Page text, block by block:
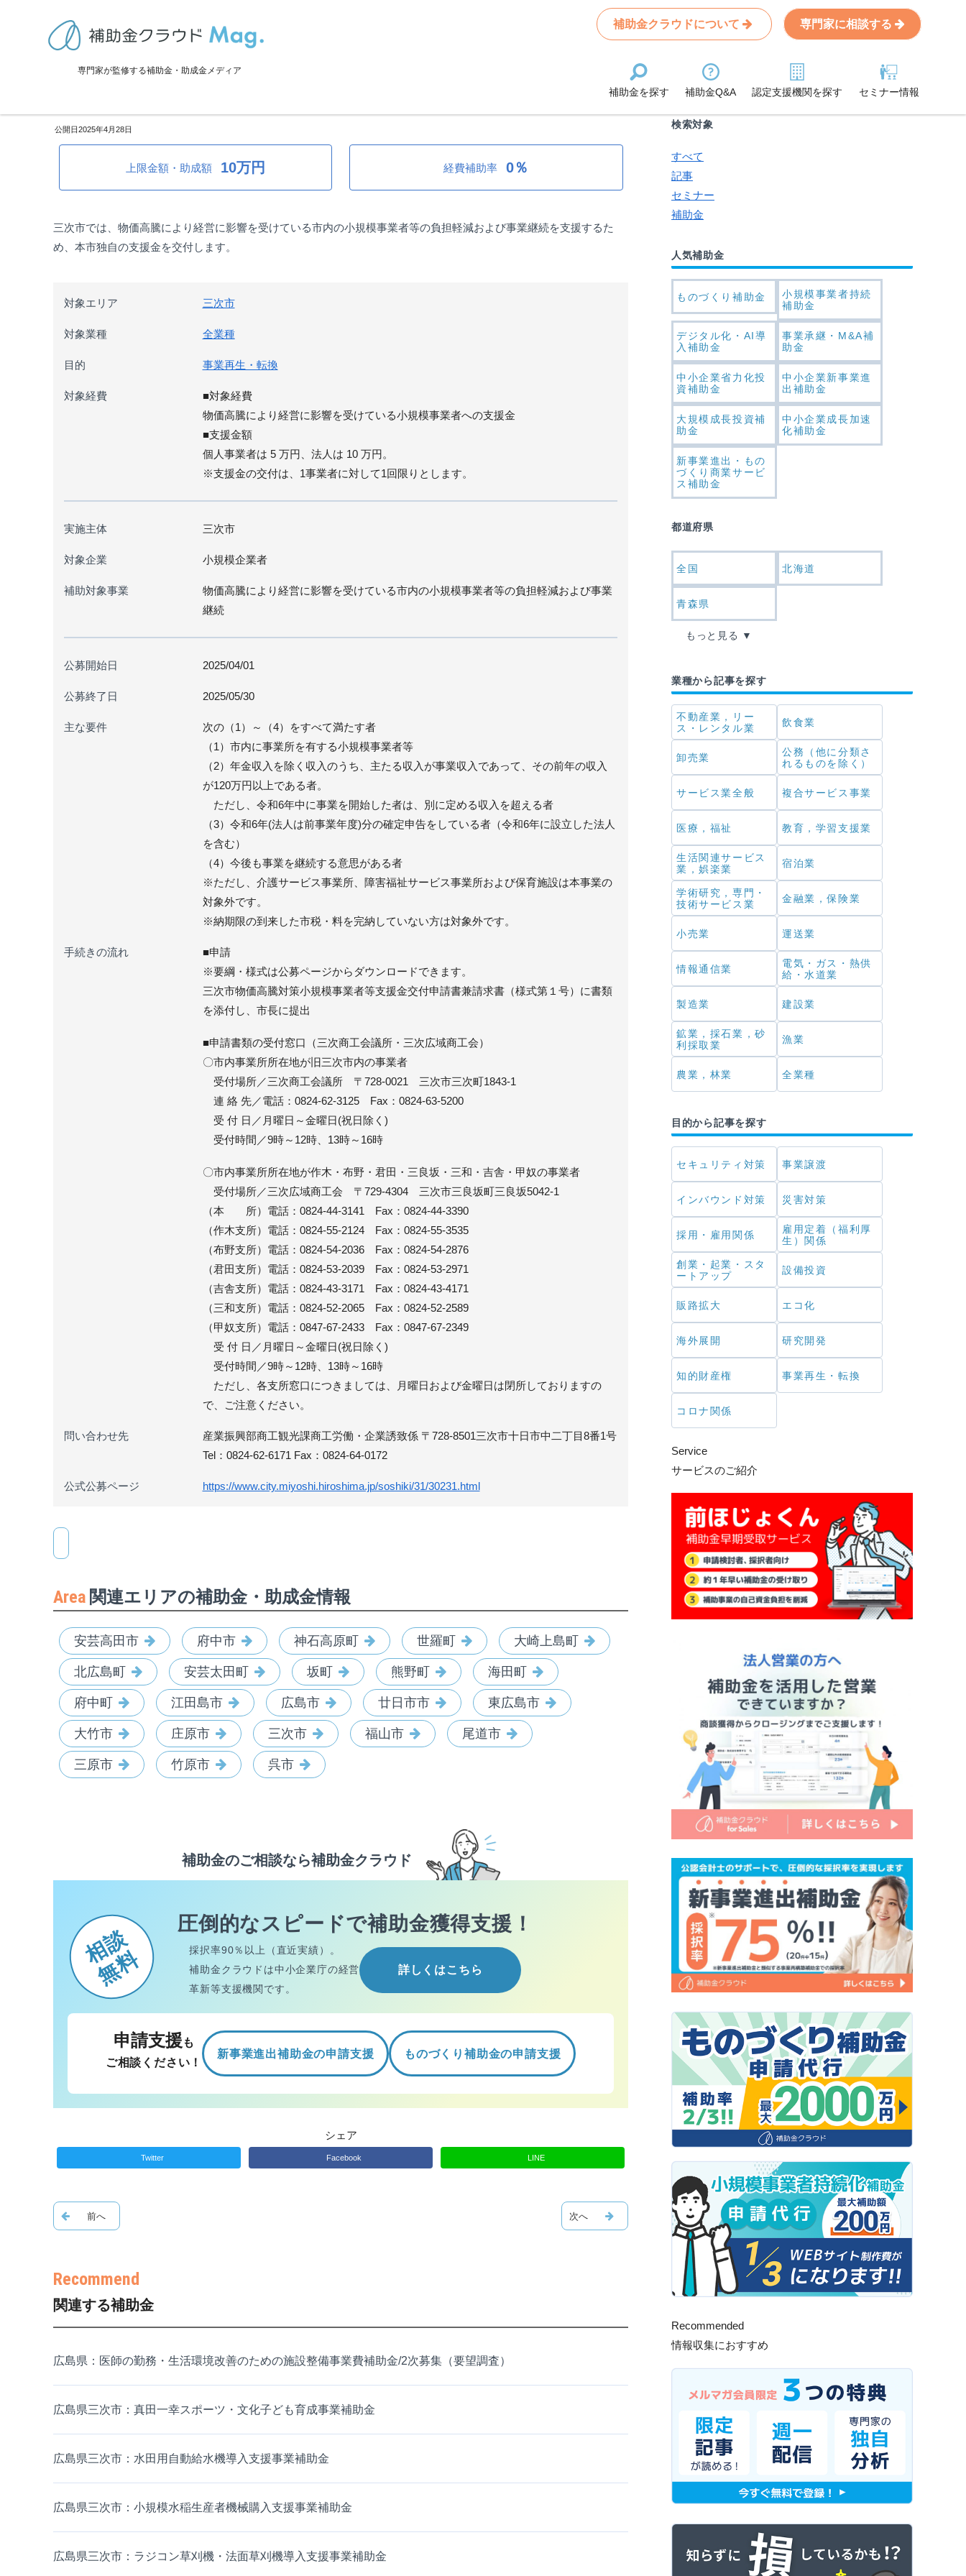
専門家が監修する補助金・助成金メディア
補助金クラウドについて 専門家に相談する
補助金を探す 補助金Q&A 認定支援機関を探す セミナー情報
>補助金・助成金詳細
2025年4月28日
上限金額・助成額 10万円 経費補助率 0％
三次市では、物価高騰により経営に影響を受けている市内の小規模事業者等の負担軽減および事業継続を支援するた
め、本市独自の支援金を交付します。
対象エリア 三次市
対象業種 全業種
目的 事業再生・転換
対象経費
■対象経費
物価高騰により経営に影響を受けている小規模事業者への支援金
■支援金額
個人事業者は 5 万円、法人は 10 万円。
※支援金の交付は、1事業者に対して1回限りとします。
実施主体 三次市
対象企業 小規模企業者
補助対象事業
物価高騰により経営に影響を受けている市内の小規模事業者等の負担軽減および事業
継続
公募開始日 2025/04/01
公募終了日 2025/05/30
主な要件
次の（1）～（4）をすべて満たす者
（1）市内に事業所を有する小規模事業者等
（2）年金収入を除く収入のうち、主たる収入が事業収入であって、その前年の収入
が120万円以上である者。
ただし、令和6年中に事業を開始した者は、別に定める収入を超える者
（3）令和6年(法人は前事業年度)分の確定申告をしている者（令和6年に設立した法人
を含む）
（4）今後も事業を継続する意思がある者
※ただし、介護サービス事業所、障害福祉サービス事業所および保育施設は本事業の
対象外です。
※納期限の到来した市税・料を完納していない方は対象外です。
手続きの流れ
■申請
※要綱・様式は公募ページからダウンロードできます。
三次市物価高騰対策小規模事業者等支援金交付申請書兼請求書（様式第１号）に書類
を添付し、市長に提出
■申請書類の受付窓口（三次商工会議所・三次広域商工会）
〇市内事業所所在地が旧三次市内の事業者
受付場所／三次商工会議所 〒728-0021 三次市三次町1843-1
連 絡 先／電話：0824-62-3125 Fax：0824-63-5200
受 付 日／月曜日～金曜日(祝日除く)
受付時間／9時～12時、13時～16時
〇市内事業所所在地が作木・布野・君田・三良坂・三和・吉舎・甲奴の事業者
受付場所／三次広域商工会 〒729-4304 三次市三良坂町三良坂5042-1
（本 所）電話：0824-44-3141 Fax：0824-44-3390
（作木支所）電話：0824-55-2124 Fax：0824-55-3535
（布野支所）電話：0824-54-2036 Fax：0824-54-2876
（君田支所）電話：0824-53-2039 Fax：0824-53-2971
（吉舎支所）電話：0824-43-3171 Fax：0824-43-4171
（三和支所）電話：0824-52-2065 Fax：0824-52-2589
（甲奴支所）電話：0847-67-2433 Fax：0847-67-2349
受 付 日／月曜日～金曜日(祝日除く)
受付時間／9時～12時、13時～16時
ただし、各支所窓口につきましては、月曜日および金曜日は閉所しておりますの
で、ご注意ください。​
問い合わせ先
産業振興部商工観光課商工労働・企業誘致係 〒728-8501三次市十日市中二丁目8番1号
Tel：0824-62-6171 Fax：0824-64-0172
公式公募ページ https://www.city.miyoshi.hiroshima.jp/soshiki/31/30231.html
Area 関連エリアの補助金・助成金情報
安芸高田市 府中市 神石高原町 世羅町 大崎上島町
北広島町 安芸太田町 坂町 熊野町 海田町
府中町 江田島市 広島市 廿日市市 東広島市
大竹市 庄原市 三次市 福山市 尾道市
三原市 竹原市 呉市
補助金のご相談なら補助金クラウド
相談
無料
圧倒的なスピードで補助金獲得支援！
採択率90％以上（直近実績）。
補助金クラウドは中小企業庁の経営
革新等支援機関です。
詳しくはこちら
申請支援 も
ご相談ください！
新事業進出補助金の申請支援 ものづくり補助金の申請支援
シェア
Twitter Facebook LINE
関連する補助金
広島県：医師の勤務・生活環境改善のための施設整備事業費補助金/2次募集（要望調査）
広島県三次市：真田一幸スポーツ・文化子ども育成事業補助金
広島県三次市：水田用自動給水機導入支援事業補助金
広島県三次市：小規模水稲生産者機械購入支援事業補助金
広島県三次市：ラジコン草刈機・法面草刈機導入支援事業補助金
Search
条件から記事を探す
検索対象
すべて
記事
セミナー
補助金
人気補助金
ものづくり補助金
小規模事業者持続
補助金
デジタル化・AI導
入補助金
事業承継・M&A補
助金
中小企業省力化投
資補助金
中小企業新事業進
出補助金
大規模成長投資補
助金
中小企業成長加速
化補助金
新事業進出・もの
づくり商業サービ
ス補助金
都道府県
全国 北海道
青森県
もっと見る
業種から記事を探す
不動産業，リー
ス・レンタル業
飲食業
卸売業
公務（他に分類さ
れるものを除く）
サービス業全般 複合サービス事業
医療，福祉 教育，学習支援業
生活関連サービス
業，娯楽業
宿泊業
学術研究，専門・
技術サービス業
金融業，保険業
小売業 運送業
情報通信業
電気・ガス・熱供
給・水道業
製造業 建設業
鉱業，採石業，砂
利採取業
漁業
農業，林業 全業種
目的から記事を探す
セキュリティ対策 事業譲渡
インバウンド対策 災害対策
採用・雇用関係
雇用定着（福利厚
生）関係
創業・起業・スタ
ートアップ
設備投資
販路拡大 エコ化
海外展開 研究開発
知的財産権 事業再生・転換
コロナ関係
Service
サービスのご紹介
Recommended
情報収集におすすめ